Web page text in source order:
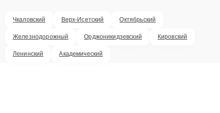
Чкаловский Верх-Исетский Октябрьский
Железнодорожный Орджоникидзевский Кировский
Ленинский Академический